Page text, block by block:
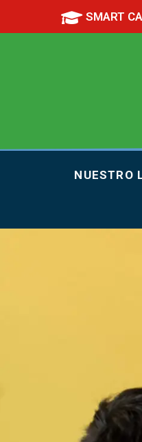
SMART
NUESTRO